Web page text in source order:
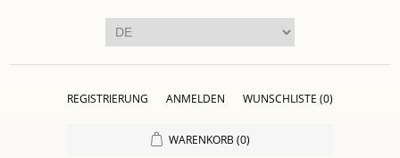
REGISTRIERUNG ANMELDEN WUNSCHLISTE (0)
WARENKORB (0)